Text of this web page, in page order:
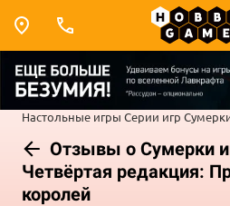
Настольные игры Серии игр
Отзывы о Сумерки
Четвёртая редакция:
королей